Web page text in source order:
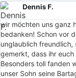
Dennis F.
wir möchten uns ganz
bedanken! Schon vor
unglaublich
gemerkt, dass ihr
Besonders toll fanden
unser Sohn seine